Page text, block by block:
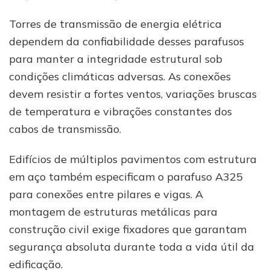
Torres de transmissão de energia elétrica
dependem da confiabilidade desses parafusos
para manter a integridade estrutural sob
condições climáticas adversas. As conexões
devem resistir a fortes ventos, variações bruscas
de temperatura e vibrações constantes dos
cabos de transmissão.
Edifícios de múltiplos pavimentos com estrutura
em aço também especificam o parafuso A325
para conexões entre pilares e vigas. A
montagem de estruturas metálicas para
construção civil exige fixadores que garantam
segurança absoluta durante toda a vida útil da
edificação.